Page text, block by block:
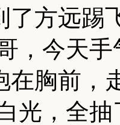
了方远踢
，今天手
在胸前，
光，全